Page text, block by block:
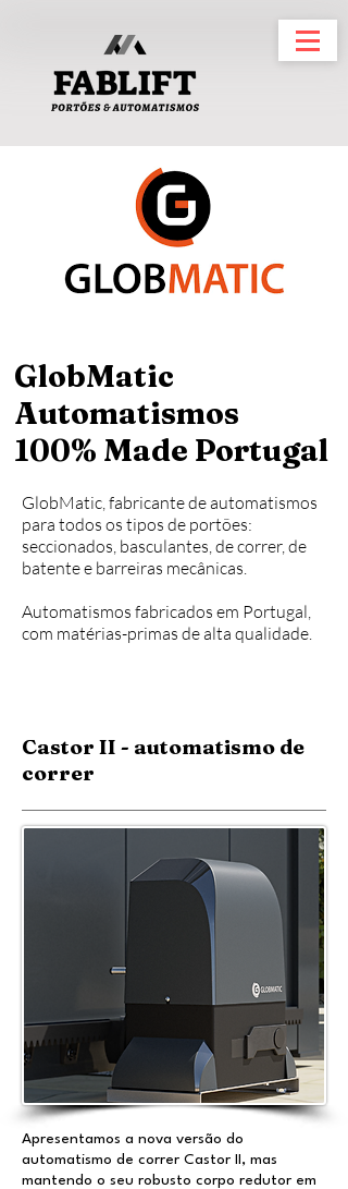
GlobMatic
Automatismos
100% Made Portugal
GlobMatic, fabricante de automatismos
para todos os tipos de portões:
seccionados, basculantes, de correr, de
batente e barreiras mecânicas.
Automatismos fabricados em Portugal,
com matérias-primas de alta qualidade.
Castor II - automatismo de
correr
Apresentamos a nova versão do
automatismo de correr Castor II, mas
mantendo o seu robusto corpo redutor em